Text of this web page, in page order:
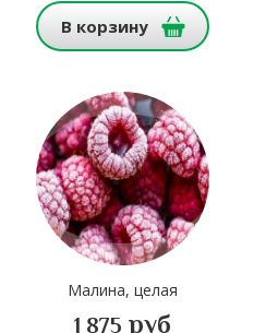
В корзину
Малина, целая